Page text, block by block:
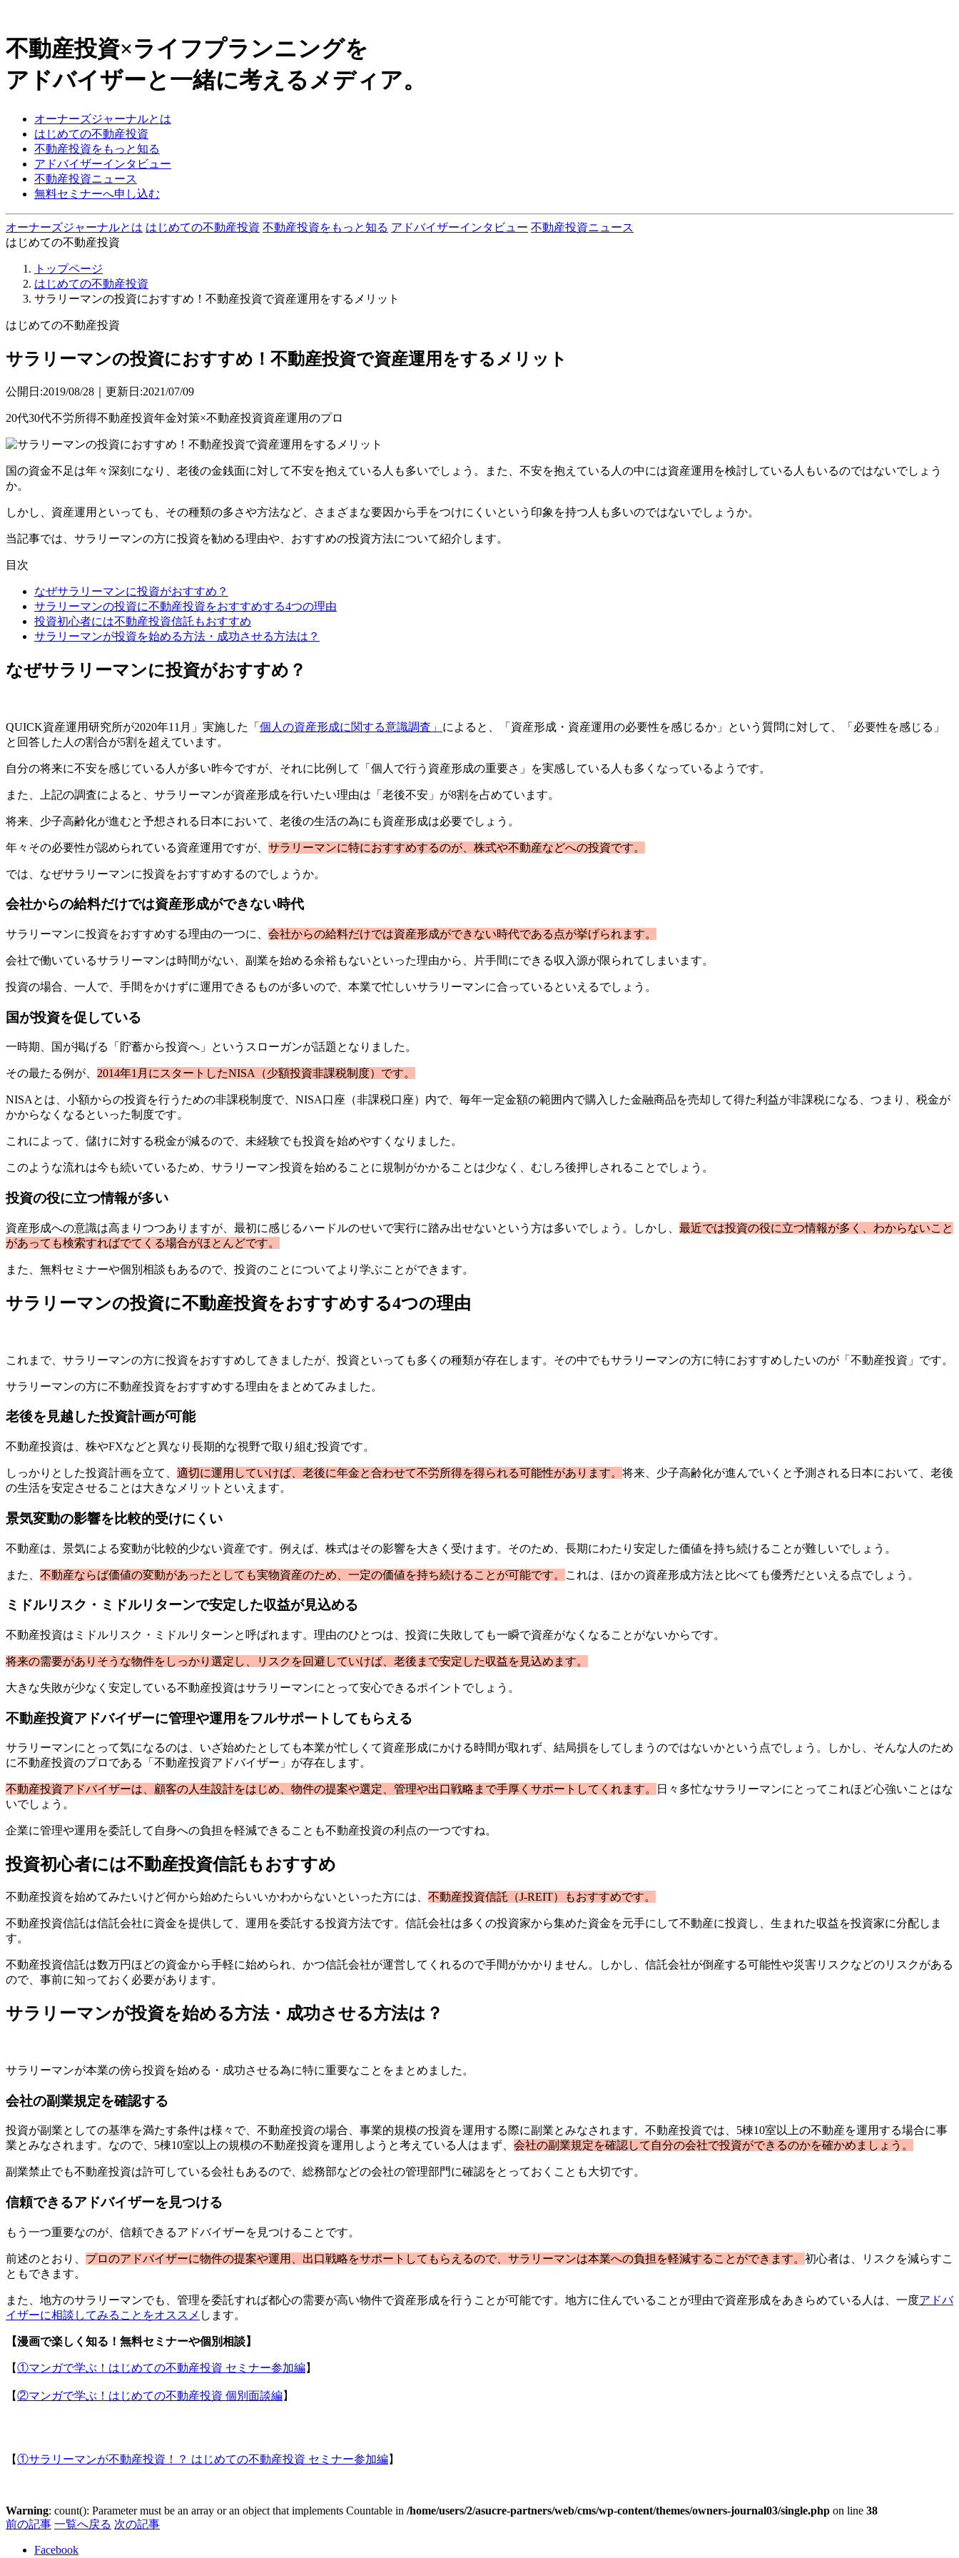
不動産投資×ライフプランニングを
アドバイザーと一緒に考えるメディア。
オーナーズジャーナルとは
はじめての不動産投資
不動産投資をもっと知る
アドバイザーインタビュー
不動産投資ニュース
無料セミナーへ申し込む
オーナーズジャーナルとは はじめての不動産投資 不動産投資をもっと知る アドバイザーインタビュー 不動産投資ニュース
はじめての不動産投資
トップページ
はじめての不動産投資
サラリーマンの投資におすすめ！不動産投資で資産運用をするメリット
はじめての不動産投資
サラリーマンの投資におすすめ！不動産投資で資産運用をするメリット
公開日:2019/08/28｜更新日:2021/07/09
20代30代不労所得不動産投資年金対策×不動産投資資産運用のプロ
国の資金不足は年々深刻になり、老後の金銭面に対して不安を抱えている人も多いでしょう。また、不安を抱えている人の中には資産運用を検討している人もいるのではないでしょう
か。
しかし、資産運用といっても、その種類の多さや方法など、さまざまな要因から手をつけにくいという印象を持つ人も多いのではないでしょうか。
当記事では、サラリーマンの方に投資を勧める理由や、おすすめの投資方法について紹介します。
目次
なぜサラリーマンに投資がおすすめ？
サラリーマンの投資に不動産投資をおすすめする4つの理由
投資初心者には不動産投資信託もおすすめ
サラリーマンが投資を始める方法・成功させる方法は？
なぜサラリーマンに投資がおすすめ？
QUICK資産運用研究所が2020年11月」実施した「 個人の資産形成に関する意識調査」 によると、「資産形成・資産運用の必要性を感じるか」という質問に対して、「必要性を感じる」
と回答した人の割合が5割を超えています。
自分の将来に不安を感じている人が多い昨今ですが、それに比例して「個人で行う資産形成の重要さ」を実感している人も多くなっているようです。
また、上記の調査によると、サラリーマンが資産形成を行いたい理由は「老後不安」が8割を占めています。
将来、少子高齢化が進むと予想される日本において、老後の生活の為にも資産形成は必要でしょう。
年々その必要性が認められている資産運用ですが、 サラリーマンに特におすすめするのが、株式や不動産などへの投資です。
では、なぜサラリーマンに投資をおすすめするのでしょうか。
会社からの給料だけでは資産形成ができない時代
サラリーマンに投資をおすすめする理由の一つに、 会社からの給料だけでは資産形成ができない時代である点が挙げられます。
会社で働いているサラリーマンは時間がない、副業を始める余裕もないといった理由から、片手間にできる収入源が限られてしまいます。
投資の場合、一人で、手間をかけずに運用できるものが多いので、本業で忙しいサラリーマンに合っているといえるでしょう。
国が投資を促している
一時期、国が掲げる「貯蓄から投資へ」というスローガンが話題となりました。
その最たる例が、 2014年1月にスタートしたNISA（少額投資非課税制度）です。
NISAとは、小額からの投資を行うための非課税制度で、NISA口座（非課税口座）内で、毎年一定金額の範囲内で購入した金融商品を売却して得た利益が非課税になる、つまり、税金が
かからなくなるといった制度です。
これによって、儲けに対する税金が減るので、未経験でも投資を始めやすくなりました。
このような流れは今も続いているため、サラリーマン投資を始めることに規制がかかることは少なく、むしろ後押しされることでしょう。
投資の役に立つ情報が多い
資産形成への意識は高まりつつありますが、最初に感じるハードルのせいで実行に踏み出せないという方は多いでしょう。しかし、 最近では投資の役に立つ情報が多く、わからないこと
があっても検索すればでてくる場合がほとんどです。
また、無料セミナーや個別相談もあるので、投資のことについてより学ぶことができます。
サラリーマンの投資に不動産投資をおすすめする4つの理由
これまで、サラリーマンの方に投資をおすすめしてきましたが、投資といっても多くの種類が存在します。その中でもサラリーマンの方に特におすすめしたいのが「不動産投資」です。
サラリーマンの方に不動産投資をおすすめする理由をまとめてみました。
老後を見越した投資計画が可能
不動産投資は、株やFXなどと異なり長期的な視野で取り組む投資です。
しっかりとした投資計画を立て、 適切に運用していけば、老後に年金と合わせて不労所得を得られる可能性があります。 将来、少子高齢化が進んでいくと予測される日本において、老後
の生活を安定させることは大きなメリットといえます。
景気変動の影響を比較的受けにくい
不動産は、景気による変動が比較的少ない資産です。例えば、株式はその影響を大きく受けます。そのため、長期にわたり安定した価値を持ち続けることが難しいでしょう。
また、 不動産ならば価値の変動があったとしても実物資産のため、一定の価値を持ち続けることが可能です。 これは、ほかの資産形成方法と比べても優秀だといえる点でしょう。
ミドルリスク・ミドルリターンで安定した収益が見込める
不動産投資はミドルリスク・ミドルリターンと呼ばれます。理由のひとつは、投資に失敗しても一瞬で資産がなくなることがないからです。
将来の需要がありそうな物件をしっかり選定し、リスクを回避していけば、老後まで安定した収益を見込めます。
大きな失敗が少なく安定している不動産投資はサラリーマンにとって安心できるポイントでしょう。
不動産投資アドバイザーに管理や運用をフルサポートしてもらえる
サラリーマンにとって気になるのは、いざ始めたとしても本業が忙しくて資産形成にかける時間が取れず、結局損をしてしまうのではないかという点でしょう。しかし、そんな人のため
に不動産投資のプロである「不動産投資アドバイザー」が存在します。
不動産投資アドバイザーは、顧客の人生設計をはじめ、物件の提案や選定、管理や出口戦略まで手厚くサポートしてくれます。
日々多忙なサラリーマンにとってこれほど心強いことはな
いでしょう。
企業に管理や運用を委託して自身への負担を軽減できることも不動産投資の利点の一つですね。
投資初心者には不動産投資信託もおすすめ
不動産投資を始めてみたいけど何から始めたらいいかわからないといった方には、 不動産投資信託（J-REIT）もおすすめです。
不動産投資信託は信託会社に資金を提供して、運用を委託する投資方法です。信託会社は多くの投資家から集めた資金を元手にして不動産に投資し、生まれた収益を投資家に分配しま
す。
不動産投資信託は数万円ほどの資金から手軽に始められ、かつ信託会社が運営してくれるので手間がかかりません。しかし、信託会社が倒産する可能性や災害リスクなどのリスクがある
ので、事前に知っておく必要があります。
サラリーマンが投資を始める方法・成功させる方法は？
サラリーマンが本業の傍ら投資を始める・成功させる為に特に重要なことをまとめました。
会社の副業規定を確認する
投資が副業としての基準を満たす条件は様々で、不動産投資の場合、事業的規模の投資を運用する際に副業とみなされます。不動産投資では、5棟10室以上の不動産を運用する場合に事
業とみなされます。なので、5棟10室以上の規模の不動産投資を運用しようと考えている人はまず、 会社の副業規定を確認して自分の会社で投資ができるのかを確かめましょう。
副業禁止でも不動産投資は許可している会社もあるので、総務部などの会社の管理部門に確認をとっておくことも大切です。
信頼できるアドバイザーを見つける
もう一つ重要なのが、信頼できるアドバイザーを見つけることです。
前述のとおり、 プロのアドバイザーに物件の提案や運用、出口戦略をサポートしてもらえるので、サラリーマンは本業への負担を軽減することができます。 初心者は、リスクを減らすこ
ともできます。
また、地方のサラリーマンでも、管理を委託すれば都心の需要が高い物件で資産形成を行うことが可能です。地方に住んでいることが理由で資産形成をあきらめている人は、一度アドバ
イザーに相談してみることをオススメ します。
【漫画で楽しく知る！無料セミナーや個別相談】
【①マンガで学ぶ！はじめての不動産投資 セミナー参加編】
【②マンガで学ぶ！はじめての不動産投資 個別面談編】
【①サラリーマンが不動産投資！？ はじめての不動産投資 セミナー参加編】
Warning: count(): Parameter must be an array or an object that implements Countable in /home/users/2/asucre-partners/web/cms/wp-content/themes/owners-journal03/single.php on line 38
前の記事 一覧へ戻る 次の記事
Facebook